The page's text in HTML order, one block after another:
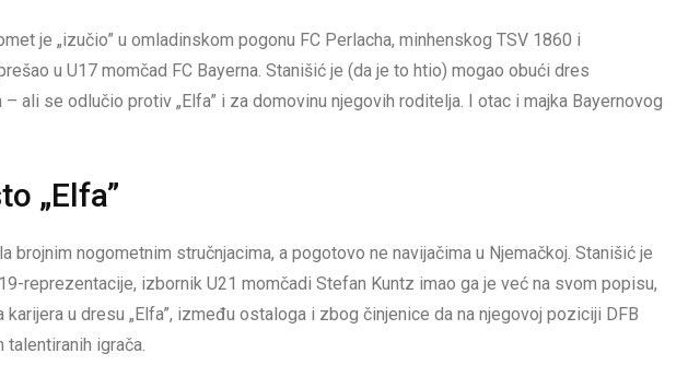
je „izučio” u omladinskom pogonu FC Perlacha, minhenskog TSV 1860 i
u U17 momčad FC Bayerna. Stanišić je (da je to htio) mogao obući dres
ali se odlučio protiv „Elfa” i za domovinu njegovih roditelja. I otac i majka Bayernovog
„Elfa”
brojnim nogometnim stručnjacima, a pogotovo ne navijačima u Njemačkoj. Stanišić je
reprezentacije, izbornik U21 momčadi Stefan Kuntz imao ga je već na svom popisu,
u dresu „Elfa”, između ostaloga i zbog činjenice da na njegovoj poziciji DFB
talentiranih igrača.